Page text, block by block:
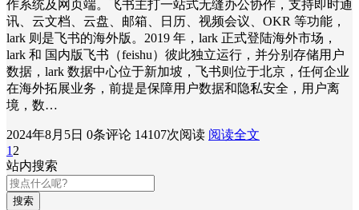
作系统及网页端。飞书主打一站式无缝办公协作，支持即时通
讯、云文档、云盘、邮箱、日历、视频会议、OKR 等功能，
lark 则是飞书的海外版。2019 年，lark 正式登陆海外市场，
lark 和 国内版飞书（feishu）彼此独立运行，并分别存储用户
数据，lark 数据中心位于新加坡，飞书则位于北京，任何企业
在海外拓展业务，前提是保障用户数据和隐私安全，用户离
境，数…
2024年8月5日 0条评论 14107次阅读 阅读全文
1 2
站内搜索
搜索